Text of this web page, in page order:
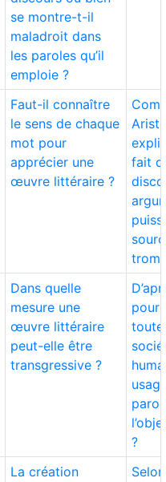
se montre-t-il
maladroit dans
les paroles qu’il
emploie ?
Faut-il connaître
le sens de chaque
mot pour
apprécier une
œuvre littéraire ?
fait
Dans quelle
mesure une
œuvre littéraire
peut-elle être
transgressive ?
?
La création